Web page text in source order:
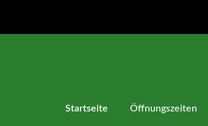
Startseite Öffnungszeiten